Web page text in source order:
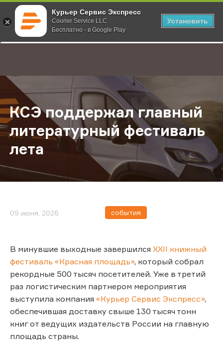
Курьер Сервис Экспресс
Courier Service LLC
Бесплатно - в Google Play
Установить
;
Главная О компании Новости КСЭ поддержал главный
КСЭ поддержал главный
литературный фестиваль
лета
09 июня, 2026 события
В минувшие выходные завершился XXII книжный
фестиваль «Красная площадь», который собрал
рекордные 500 тысяч посетителей. Уже в третий
раз логистическим партнером мероприятия
выступила компания «Курьер Сервис Экспресс»,
обеспечившая доставку свыше 130 тысяч тонн
книг от ведущих издательств России на главную
площадь страны.